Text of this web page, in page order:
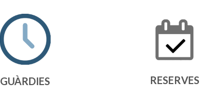
GUÀRDIES RESERVES